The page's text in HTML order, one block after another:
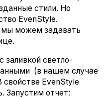
стили. Но
EvenStyle.
мы можем задавать
светло-
(в нашем случае
EvenStyle
Запустим отчет: